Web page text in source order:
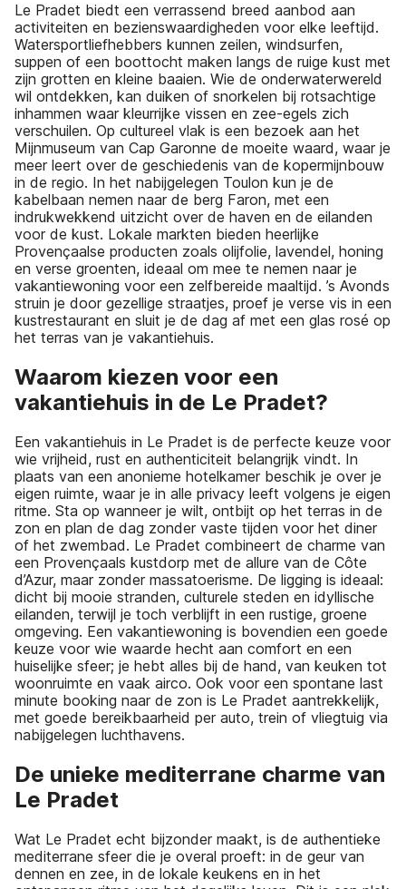
Le Pradet biedt een verrassend breed aanbod aan
activiteiten en bezienswaardigheden voor elke leeftijd.
Watersportliefhebbers kunnen zeilen, windsurfen,
suppen of een boottocht maken langs de ruige kust met
zijn grotten en kleine baaien. Wie de onderwaterwereld
wil ontdekken, kan duiken of snorkelen bij rotsachtige
inhammen waar kleurrijke vissen en zee-egels zich
verschuilen. Op cultureel vlak is een bezoek aan het
Mijnmuseum van Cap Garonne de moeite waard, waar je
meer leert over de geschiedenis van de kopermijnbouw
in de regio. In het nabijgelegen Toulon kun je de
kabelbaan nemen naar de berg Faron, met een
indrukwekkend uitzicht over de haven en de eilanden
voor de kust. Lokale markten bieden heerlijke
Provençaalse producten zoals olijfolie, lavendel, honing
en verse groenten, ideaal om mee te nemen naar je
vakantiewoning voor een zelfbereide maaltijd. ’s Avonds
struin je door gezellige straatjes, proef je verse vis in een
kustrestaurant en sluit je de dag af met een glas rosé op
het terras van je vakantiehuis.
Waarom kiezen voor een
vakantiehuis in de Le Pradet?
Een vakantiehuis in Le Pradet is de perfecte keuze voor
wie vrijheid, rust en authenticiteit belangrijk vindt. In
plaats van een anonieme hotelkamer beschik je over je
eigen ruimte, waar je in alle privacy leeft volgens je eigen
ritme. Sta op wanneer je wilt, ontbijt op het terras in de
zon en plan de dag zonder vaste tijden voor het diner
of het zwembad. Le Pradet combineert de charme van
een Provençaals kustdorp met de allure van de Côte
d’Azur, maar zonder massatoerisme. De ligging is ideaal:
dicht bij mooie stranden, culturele steden en idyllische
eilanden, terwijl je toch verblijft in een rustige, groene
omgeving. Een vakantiewoning is bovendien een goede
keuze voor wie waarde hecht aan comfort en een
huiselijke sfeer; je hebt alles bij de hand, van keuken tot
woonruimte en vaak airco. Ook voor een spontane last
minute booking naar de zon is Le Pradet aantrekkelijk,
met goede bereikbaarheid per auto, trein of vliegtuig via
nabijgelegen luchthavens.
De unieke mediterrane charme van
Le Pradet
Wat Le Pradet echt bijzonder maakt, is de authentieke
mediterrane sfeer die je overal proeft: in de geur van
dennen en zee, in de lokale keukens en in het